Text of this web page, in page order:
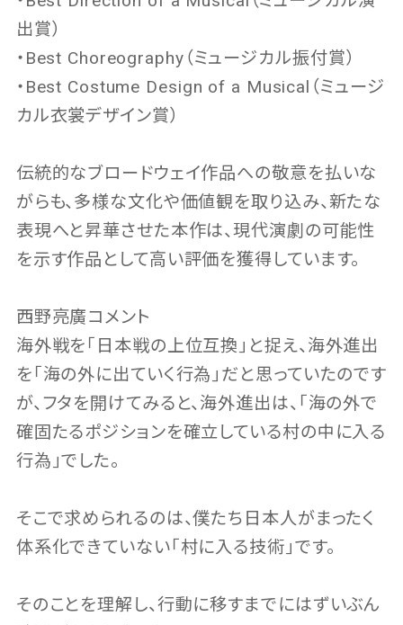
出賞）
・Best Choreography（ミュージカル振付賞）
・Best Costume Design of a Musical（ミュージ
カル衣裳デザイン賞）
伝統的なブロードウェイ作品への敬意を払いな
がらも、多様な文化や価値観を取り込み、新たな
表現へと昇華させた本作は、現代演劇の可能性
を示す作品として高い評価を獲得しています。
西野亮廣コメント
海外戦を｢日本戦の上位互換｣と捉え、海外進出
を｢海の外に出ていく行為｣だと思っていたのです
が、フタを開けてみると、海外進出は、｢海の外で
確固たるポジションを確立している村の中に入る
行為｣でした。
そこで求められるのは、僕たち日本人がまったく
体系化できていない｢村に入る技術｣です。
そのことを理解し、行動に移すまでにはずいぶん